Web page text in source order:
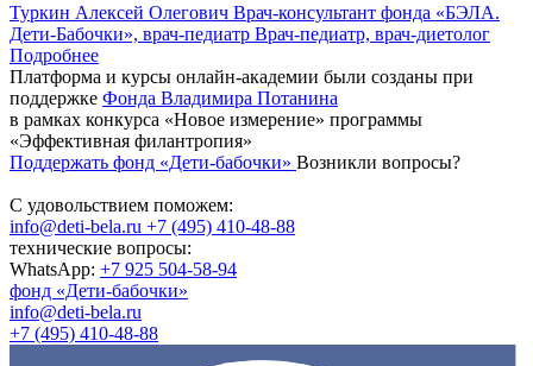
Туркин Алексей Олегович Врач-консультант фонда «БЭЛА.
Дети-Бабочки», врач-педиатр Врач-педиатр, врач-диетолог
Подробнее
Платформа и курсы онлайн-академии были созданы при
поддержке Фонда Владимира Потанина
в рамках конкурса «Новое измерение» программы
«Эффективная филантропия»
Поддержать фонд «Дети-бабочки» Возникли вопросы?
С удовольствием поможем:
info@deti-bela.ru +7 (495) 410-48-88
технические вопросы:
WhatsApp: +7 925 504-58-94
фонд «Дети-бабочки»
info@deti-bela.ru
+7 (495) 410-48-88